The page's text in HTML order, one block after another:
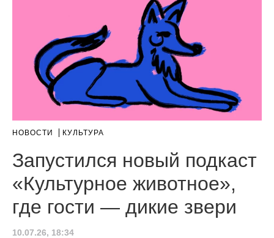
НОВОСТИ КУЛЬТУРА
Запустился новый подкаст
«Культурное животное»,
где гости — дикие звери
10.07.26, 18:34